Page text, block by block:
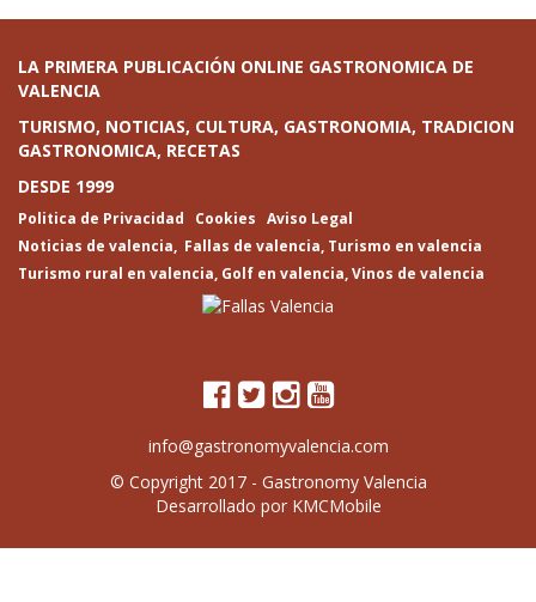
LA PRIMERA PUBLICACIÓN ONLINE GASTRONOMICA DE
VALENCIA
TURISMO, NOTICIAS, CULTURA, GASTRONOMIA, TRADICION
GASTRONOMICA, RECETAS
DESDE 1999
Politica de Privacidad Cookies Aviso Legal
Noticias de valencia, Fallas de valencia, Turismo en valencia
Turismo rural en valencia, Golf en valencia,Vinos de valencia
info@gastronomyvalencia.com
© Copyright 2017 - Gastronomy Valencia
Desarrollado por KMCMobile